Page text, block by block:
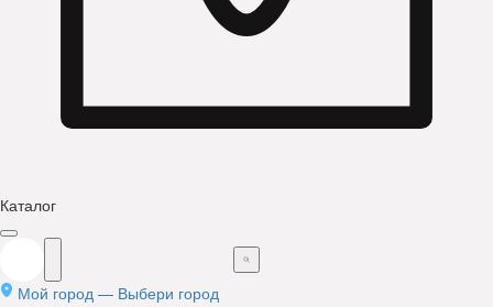
Каталог
Мой город — Выбери город